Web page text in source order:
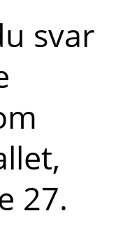
svar
27.